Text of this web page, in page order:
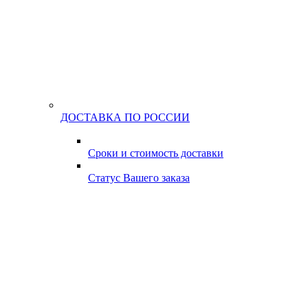
ДОСТАВКА ПО РОССИИ
Сроки и стоимость доставки
Статус Вашего заказа